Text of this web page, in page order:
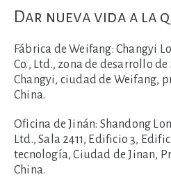
Dar nueva vida a la
Fábrica de Weifang: Changyi
Co., Ltd., zona de desarrollo
Changyi, ciudad de Weifang,
China.
Oficina de Jinán: Shandong
Ltd., Sala 2411, Edificio 3,
tecnología, Ciudad de Jinan,
China.